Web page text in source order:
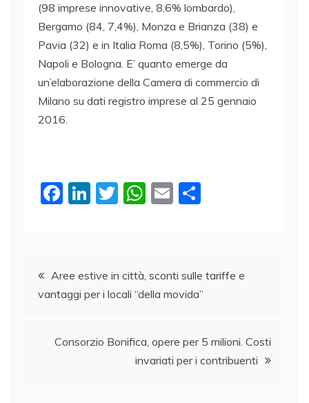
(98 imprese innovative, 8,6% lombardo),
Bergamo (84, 7,4%), Monza e Brianza (38) e
Pavia (32) e in Italia Roma (8,5%), Torino (5%),
Napoli e Bologna. E’ quanto emerge da
un’elaborazione della Camera di commercio di
Milano su dati registro imprese al 25 gennaio
2016.
F
b
o
k
Li
dI
n
T
W
A
p
E
vi
Navigazione
articoli
Aree estive in città, sconti sulle tariffe e
vantaggi per i locali “della movida”
Consorzio Bonifica, opere per 5 milioni. Costi
invariati per i contribuenti